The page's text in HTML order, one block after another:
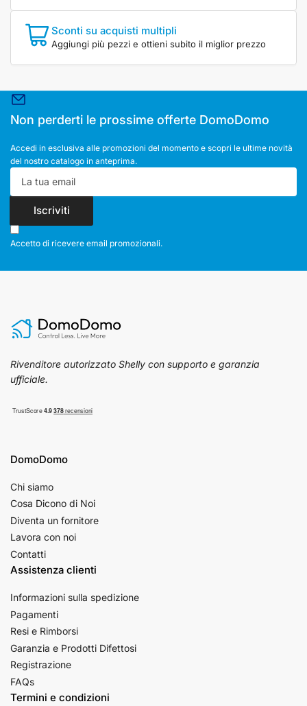
Sconti su acquisti multipli
Aggiungi più pezzi e ottieni subito il miglior prezzo
Non perderti le prossime offerte DomoDomo
Accedi in esclusiva alle promozioni del momento e scopri le ultime novità
del nostro catalogo in anteprima.
La
tua
email
Iscriviti
Accetto di ricevere email promozionali.
Rivenditore autorizzato Shelly con supporto e garanzia
ufficiale.
DomoDomo
Chi siamo
Cosa Dicono di Noi
Diventa un fornitore
Lavora con noi
Contatti
Assistenza clienti
Informazioni sulla spedizione
Pagamenti
Resi e Rimborsi
Garanzia e Prodotti Difettosi
Registrazione
FAQs
Termini e condizioni